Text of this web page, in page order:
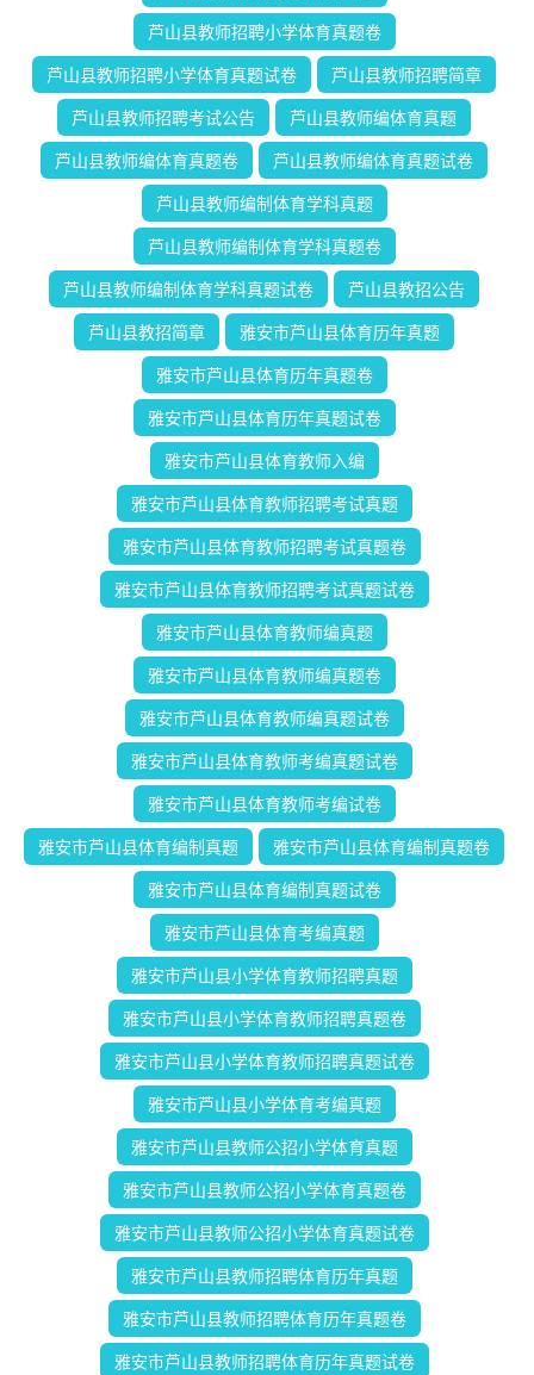
芦山县教师招聘小学体育真题卷
芦山县教师招聘小学体育真题试卷 芦山县教师招聘简章
芦山县教师招聘考试公告 芦山县教师编体育真题
芦山县教师编体育真题卷 芦山县教师编体育真题试卷
芦山县教师编制体育学科真题
芦山县教师编制体育学科真题卷
芦山县教师编制体育学科真题试卷 芦山县教招公告
芦山县教招简章 雅安市芦山县体育历年真题
雅安市芦山县体育历年真题卷
雅安市芦山县体育历年真题试卷
雅安市芦山县体育教师入编
雅安市芦山县体育教师招聘考试真题
雅安市芦山县体育教师招聘考试真题卷
雅安市芦山县体育教师招聘考试真题试卷
雅安市芦山县体育教师编真题
雅安市芦山县体育教师编真题卷
雅安市芦山县体育教师编真题试卷
雅安市芦山县体育教师考编真题试卷
雅安市芦山县体育教师考编试卷
雅安市芦山县体育编制真题 雅安市芦山县体育编制真题卷
雅安市芦山县体育编制真题试卷
雅安市芦山县体育考编真题
雅安市芦山县小学体育教师招聘真题
雅安市芦山县小学体育教师招聘真题卷
雅安市芦山县小学体育教师招聘真题试卷
雅安市芦山县小学体育考编真题
雅安市芦山县教师公招小学体育真题
雅安市芦山县教师公招小学体育真题卷
雅安市芦山县教师公招小学体育真题试卷
雅安市芦山县教师招聘体育历年真题
雅安市芦山县教师招聘体育历年真题卷
雅安市芦山县教师招聘体育历年真题试卷